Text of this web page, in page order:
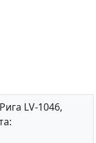
LV-1046,